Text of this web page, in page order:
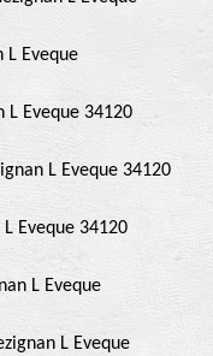
Eveque
L Eveque 34120
L Eveque 34120
Eveque 34120
L Eveque
L Eveque